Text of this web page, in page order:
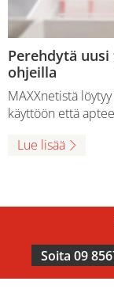
Perehdytä
ohjeilla
MAXXnetistä
käyttöön että
Lue lisää
Soita 09